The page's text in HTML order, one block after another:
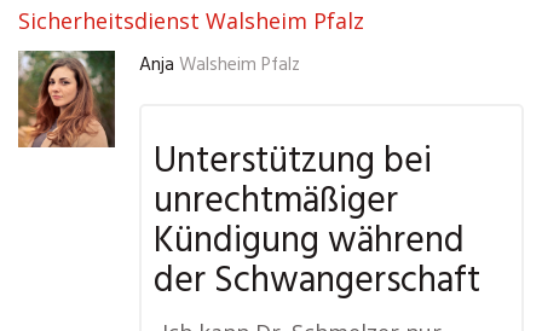
Sicherheitsdienst Walsheim Pfalz
Anja Walsheim Pfalz
Unterstützung bei
unrechtmäßiger
Kündigung während
der Schwangerschaft